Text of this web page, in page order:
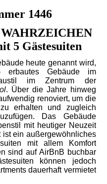
1446
5 Gästesuiten
heute genannt wird,
erbautes Gebäude im
im Zentrum der
. Über die Jahre hinweg
renoviert, um die
erhalten und zugleich
Das Gebäude
mit heutiger Neuzeit
ein außergewöhnliches
mit allem Komfort
sind auf AirBnB buchbar
können jedoch
dauerhaft vermietet